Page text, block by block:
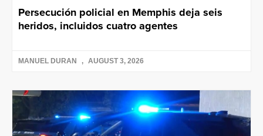
Persecución policial en Memphis deja seis
heridos, incluidos cuatro agentes
MANUEL DURAN AUGUST 3, 2026